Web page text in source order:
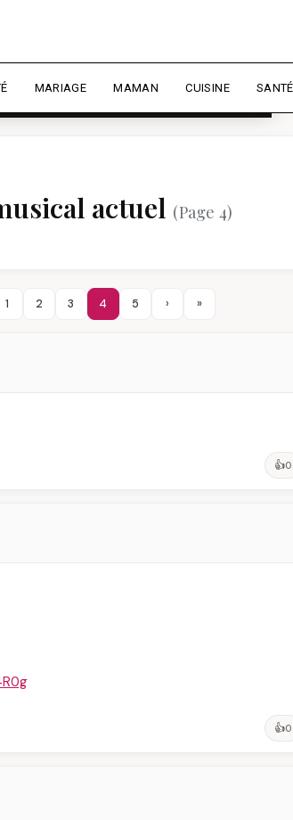
et mesurer l'audience.
MARIAGE MAMAN CUISINE SANTÉ
actuel (Page 4)
1 2 3 4 5 › »
👍0
👍0